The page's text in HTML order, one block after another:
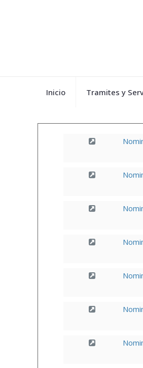
Inicio Tramites y